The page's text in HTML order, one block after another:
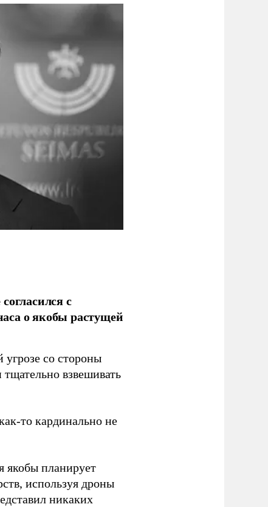
с
о якобы растущей
со стороны
тщательно взвешивать
то кардинально не
якобы планирует
используя дроны
никаких